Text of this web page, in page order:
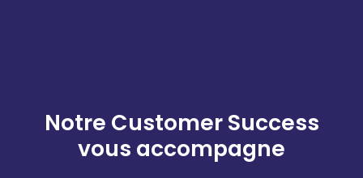
Notre Customer Success
vous accompagne